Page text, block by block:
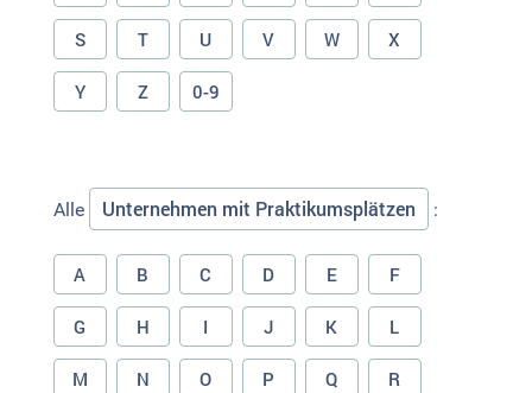
S T U V W X
Y Z 0-9
Alle Unternehmen mit Praktikumsplätzen :
A B C D E F
G H I J K L
M N O P Q R